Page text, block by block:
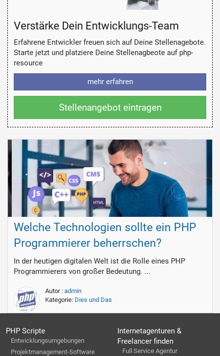
Verstärke Dein Entwicklungs-Team
Erfahrene Entwickler freuen sich auf Deine Stellenagebote.
Starte jetzt und platziere Deine Stellenagbeote auf php-
resource
mehr erfahren
Stellenangebot eintragen
Welche Technologien sollte ein PHP
Programmierer beherrschen?
In der heutigen digitalen Welt ist die Rolle eines PHP
Programmierers von großer Bedeutung. ...
Autor : admin
Kategorie: Dies und Das
PHP Scripte
Entwicklungsumgebungen
Projektmanagement-Software
Internetagenturen &
Freelancer finden
Full Service Agentur